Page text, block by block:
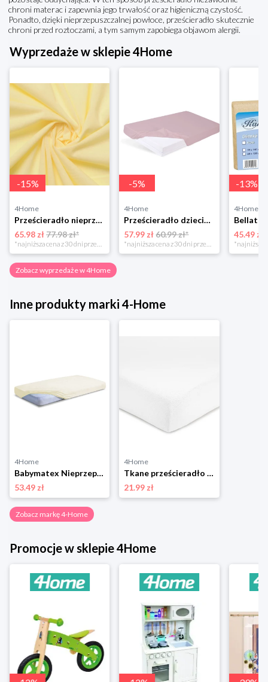
chroni materac i zapewnia jego trwałość oraz higieniczną czystość.
Ponadto, dzięki nieprzepuszczalnej powłoce, prześcieradło skutecznie
chroni przed roztoczami, a tym samym zapobiega objawom alergii.
Wyprzedaże w sklepie 4Home
-15%
4Home
Prześcieradło nieprzepuszczalne Matex Jersey ecru,70 x 140 x 10 cm, 70 x 140 cm
65.98 zł77.98 zł*
*najniższa cena z 30 dni przed obniżką
-5%
4Home
Prześcieradło dziecięce Bamboo różowy, 60 x 120 cm, 60 x 120 cm BabyMatex
57.99 zł 60.99 zł*
*najniższa cena z 30 dni przed obniżką
-13%
4Home
45.49 zł
Zobacz wyprzedaże w 4Home
Inne produkty marki 4-Home
4Home
Babymatex Nieprzepuszczalne prześcieradło frotte dla dzieci ecru, 60 x 120 cm, 60 x 120 cm 4-Home
53.49 zł
4Home
Tkane prześcieradło hotelowe dla dzieci biały, 120 x 140 cm, 120 x 140 cm 4-Home
21.99 zł
Zobacz markę 4-Home
Promocje w sklepie 4Home